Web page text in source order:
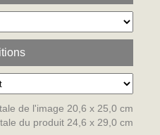
de l'image 20,6 x 25,0 cm
du produit 24,6 x 29,0 cm